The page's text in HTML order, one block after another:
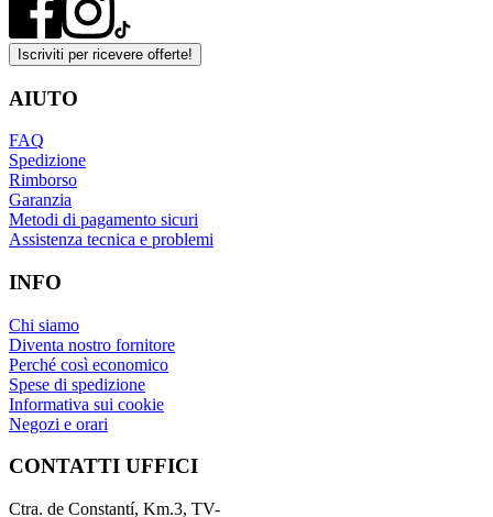
Iscriviti per ricevere offerte!
AIUTO
FAQ
Spedizione
Rimborso
Garanzia
Metodi di pagamento sicuri
Assistenza tecnica e problemi
INFO
Chi siamo
Diventa nostro fornitore
Perché così economico
Spese di spedizione
Informativa sui cookie
Negozi e orari
CONTATTI UFFICI
Ctra. de Constantí, Km.3, TV-